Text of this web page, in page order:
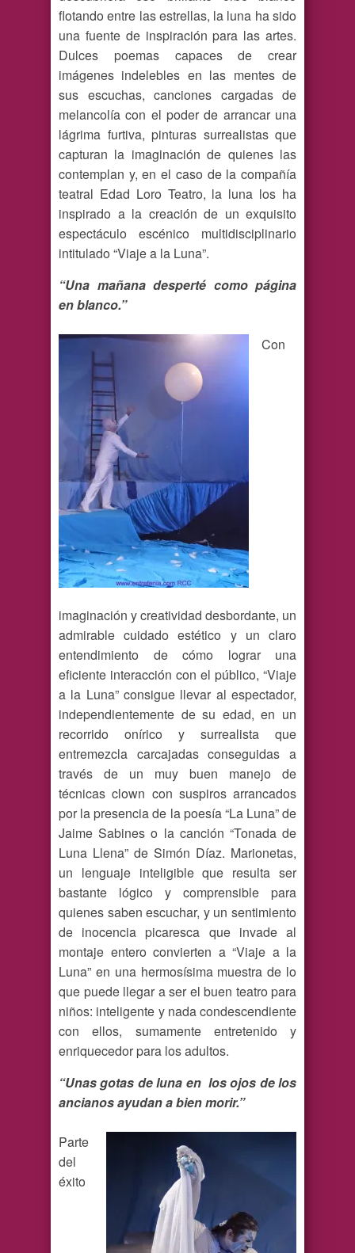
flotando entre las estrellas, la luna ha sido
una fuente de inspiración para las artes.
Dulces poemas capaces de crear
imágenes indelebles en las mentes de
sus escuchas, canciones cargadas de
melancolía con el poder de arrancar una
lágrima furtiva, pinturas surrealistas que
capturan la imaginación de quienes las
contemplan y, en el caso de la compañía
teatral Edad Loro Teatro, la luna los ha
inspirado a la creación de un exquisito
espectáculo escénico multidisciplinario
intitulado “Viaje a la Luna”.
“Una mañana desperté como página
en blanco.”
Con
imaginación y creatividad desbordante, un
admirable cuidado estético y un claro
entendimiento de cómo lograr una
eficiente interacción con el público, “Viaje
a la Luna” consigue llevar al espectador,
independientemente de su edad, en un
recorrido onírico y surrealista que
entremezcla carcajadas conseguidas a
través de un muy buen manejo de
técnicas clown con suspiros arrancados
por la presencia de la poesía “La Luna” de
Jaime Sabines o la canción “Tonada de
Luna Llena” de Simón Díaz. Marionetas,
un lenguaje inteligible que resulta ser
bastante lógico y comprensible para
quienes saben escuchar, y un sentimiento
de inocencia picaresca que invade al
montaje entero convierten a “Viaje a la
Luna” en una hermosísima muestra de lo
que puede llegar a ser el buen teatro para
niños: inteligente y nada condescendiente
con ellos, sumamente entretenido y
enriquecedor para los adultos.
“Unas gotas de luna en los ojos de los
ancianos ayudan a bien morir.”
Parte
del
éxito